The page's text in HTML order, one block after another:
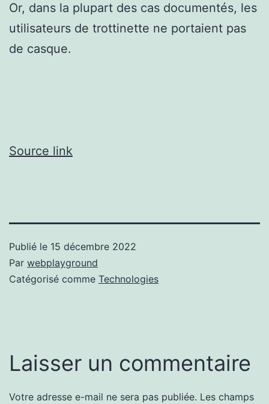
Or, dans la plupart des cas documentés, les
utilisateurs de trottinette ne portaient pas
de casque.
Source link
Publié le 15 décembre 2022
Par webplayground
Catégorisé comme Technologies
Laisser un commentaire
Votre adresse e-mail ne sera pas publiée. Les champs